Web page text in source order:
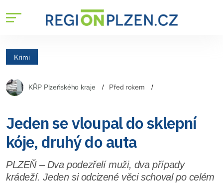
Krimi
KŘP Plzeňského kraje Před rokem
Jeden se vloupal do sklepní
kóje, druhý do auta
PLZEŇ – Dva podezřelí muži, dva případy
krádeží. Jeden si odcizené věci schoval po celém